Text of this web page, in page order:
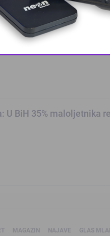
U BiH 35% maloljetnika
MAGAZIN NAJAVE GLAS